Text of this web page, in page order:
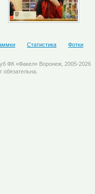
Статистика Фотки
ФК «Факел» Воронеж, 2005-2026